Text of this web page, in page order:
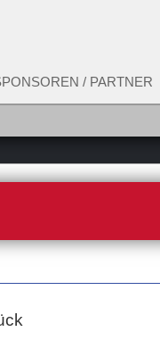
/ PARTNER